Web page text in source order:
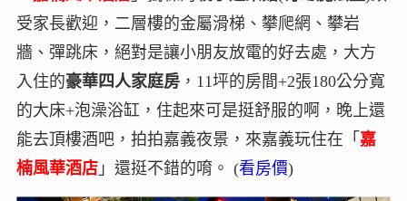
受家長歡迎，二層樓的金屬滑梯、攀爬網、攀岩
牆、彈跳床，絕對是讓小朋友放電的好去處，大方
入住的豪華四人家庭房，11坪的房間+2張180公分寬
的大床+泡澡浴缸，住起來可是挺舒服的啊，晚上還
能去頂樓酒吧，拍拍嘉義夜景，來嘉義玩住在「 嘉
楠風華酒店」還挺不錯的唷。 (看房價)